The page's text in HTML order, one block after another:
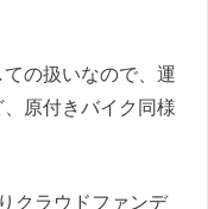
の扱いなので、運
原付きバイク同様
クラウドファンデ